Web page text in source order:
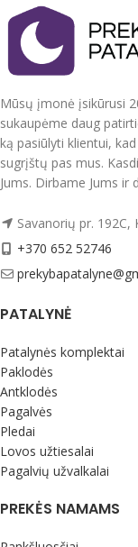
išskalbti
Kad ilgą laiką išliktų
rekomenduojame
konsistencijos
minkštiklius.
Pagaminta Turkijoje
Mūsų įmonė įsikūrusi
sukaupėme daug
ką pasiūlyti klientui,
sugrįštų pas mus.
Jums. Dirbame Jums ir
Savanorių pr. 192C,
+370 652 52746
PATALYNĖ
Patalynės komplektai
Paklodės
Antklodės
Pagalvės
Pledai
Lovos užtiesalai
Pagalvių užvalkalai
PREKĖS NAMAMS